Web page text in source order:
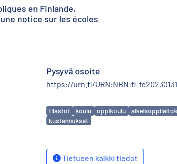
en Finlande,
notice sur les écoles
Pysyvä osoite
https://urn.fi/URN:NBN:fi-
Avainsanat
tilastot koulu oppikoulu
kustannukset
Tietueen kaikki tiedot